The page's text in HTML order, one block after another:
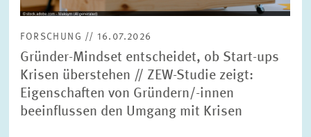
FORSCHUNG // 16.07.2026
Gründer-Mindset entscheidet, ob Start-ups
Krisen überstehen // ZEW-Studie zeigt:
Eigenschaften von Gründern/-innen
beeinflussen den Umgang mit Krisen